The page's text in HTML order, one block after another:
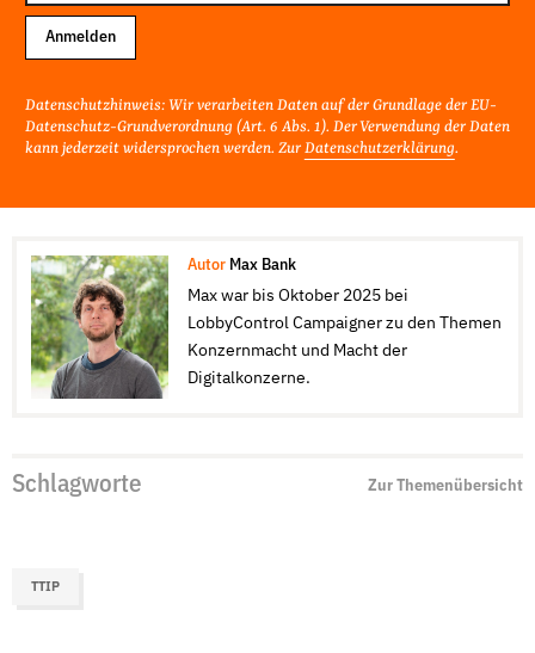
Adresse
Anmelden
Datenschutzhinweis: Wir verarbeiten Daten auf der Grundlage der EU-
Datenschutz-Grundverordnung (Art. 6 Abs. 1). Der Verwendung der Daten
kann jederzeit widersprochen werden. Zur Datenschutzerklärung.
Autor Max Bank
Max war bis Oktober 2025 bei
LobbyControl Campaigner zu den Themen
Konzernmacht und Macht der
Digitalkonzerne.
Schlagworte Zur Themenübersicht
TTIP